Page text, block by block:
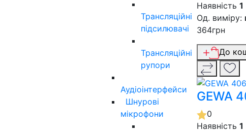
Трансляційні
підсилювачі
Трансляційні
рупори
Аудіоінтерфейси
Шнурові
мікрофони
Наявність 1
Од. виміру:
364грн
До
GEWA
0
Наявність 1